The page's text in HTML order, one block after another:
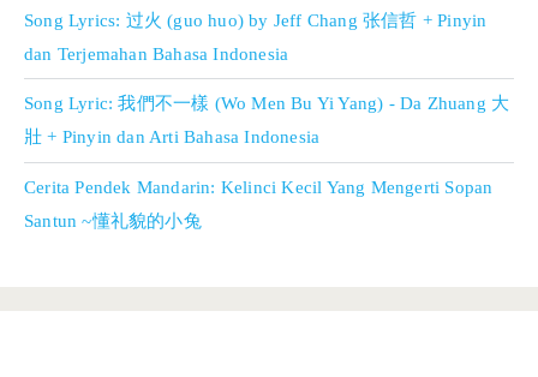
Song Lyrics: 过火 (guo huo) by Jeff Chang 张信哲 + Pinyin
dan Terjemahan Bahasa Indonesia
Song Lyric: 我們不一樣 (Wo Men Bu Yi Yang) - Da Zhuang 大
壯 + Pinyin dan Arti Bahasa Indonesia
Cerita Pendek Mandarin: Kelinci Kecil Yang Mengerti Sopan
Santun ~懂礼貌的小兔